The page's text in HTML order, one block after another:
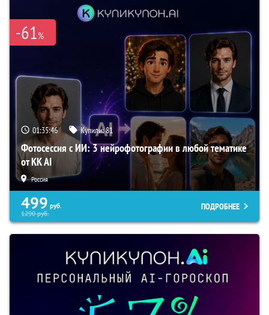
-61%
01:35:45 Купили:81
Фотосессия с ИИ: 3 нейрофотографии в любой тематике
от KK AI
Россия
499 руб.
1290руб.
ПОДРОБНЕЕ